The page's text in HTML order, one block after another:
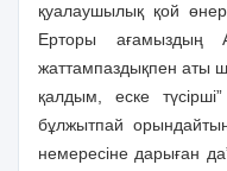
қуалаушылық қой
Ерторы ағамыздың
жаттампаздықпен аты
қалдым, еске
бұлжытпай
немересiне дарыған